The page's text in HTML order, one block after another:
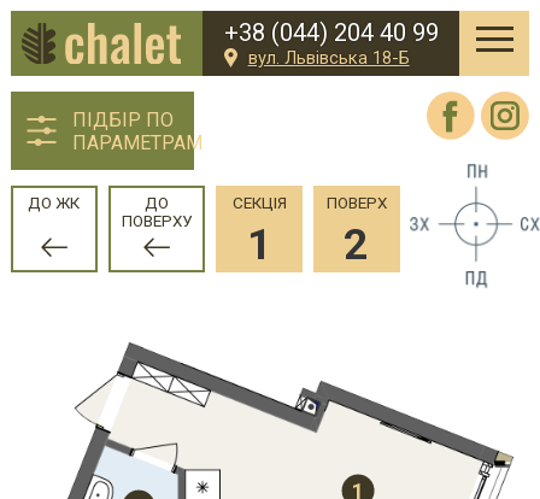
+38 (044) 204 40 99
вул. Львівська 18-Б
ПІДБІР ПО
ПАРАМЕТРАМ
ДО ЖК
ДО
ПОВЕРХУ
СЕКЦІЯ
1
ПОВЕРХ
2
1